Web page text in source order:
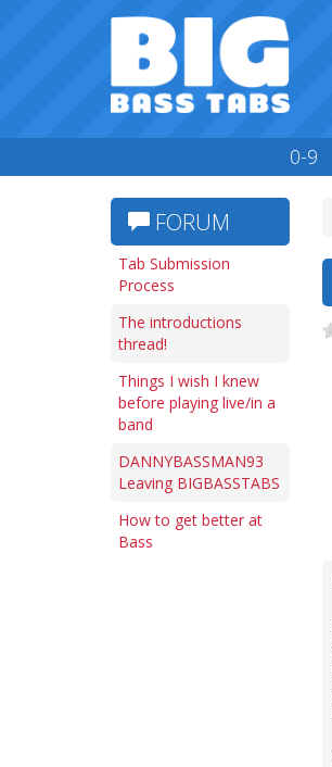
0-9
FORUM
Tab Submission
Process
The introductions
thread!
Things I wish I knew
before playing live/in a
band
DANNYBASSMAN93
Leaving BIGBASSTABS
How to get better at
Bass